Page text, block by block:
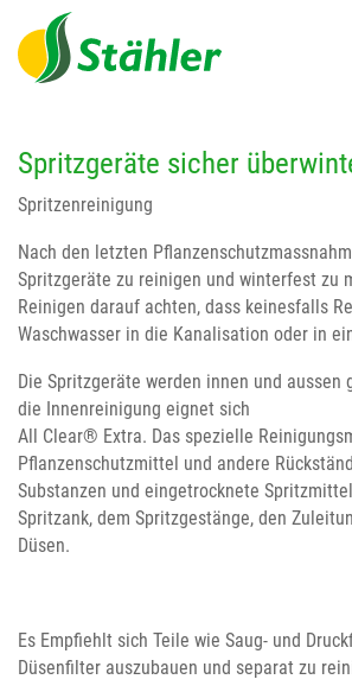
Spritzgeräte sicher
Spritzenreinigung
Nach den letzten
Spritzgeräte zu reinigen und winterfest zu
Reinigen darauf achten, dass keinesfalls
Waschwasser in die Kanalisation oder in
Die Spritzgeräte werden innen und
die Innenreinigung eignet sich
All Clear® Extra. Das spezielle
Pflanzenschutzmittel und andere
Substanzen und eingetrocknete
Spritzank, dem Spritzgestänge, den
Düsen.
Es Empfiehlt sich Teile wie Saug- und
Düsenfilter auszubauen und separat zu